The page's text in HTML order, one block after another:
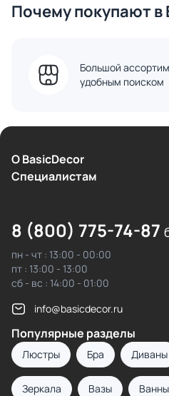
Почему покупают в
Большой
удобным поиском
О BasicDecor
Cпециалистам
8 (800) 775-74-87
пн - чт : 13:00 - 00:00
пт : 13:00 - 13:00
сб - вс : 14:00 - 01:00
info@basicdecor.ru
Популярные разделы
Люстры Бра Диваны
Зеркала Вазы Ванны